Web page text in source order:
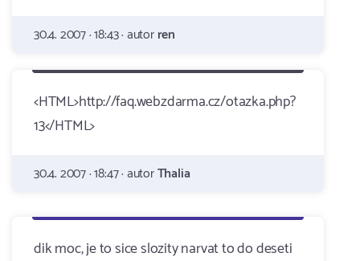
30.4. 2007 · 18:43 · autorren
<HTML>http://faq.webzdarma.cz/otazka.php?
13</HTML>
30.4. 2007 · 18:47 · autorThalia
dik moc, je to sice slozity narvat to do deseti